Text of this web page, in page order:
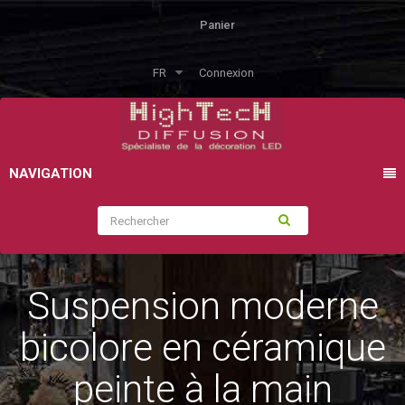
Panier
FR Connexion
NAVIGATION
Suspension moderne
bicolore en céramique
peinte à la main